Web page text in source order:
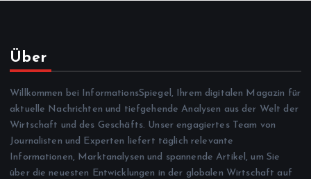
Über
Willkommen bei InformationsSpiegel, Ihrem digitalen Magazin für
aktuelle Nachrichten und tiefgehende Analysen aus der Welt der
Wirtschaft und des Geschäfts. Unser engagiertes Team von
Journalisten und Experten liefert täglich relevante
Informationen, Marktanalysen und spannende Artikel, um Sie
über die neuesten Entwicklungen in der globalen Wirtschaft auf